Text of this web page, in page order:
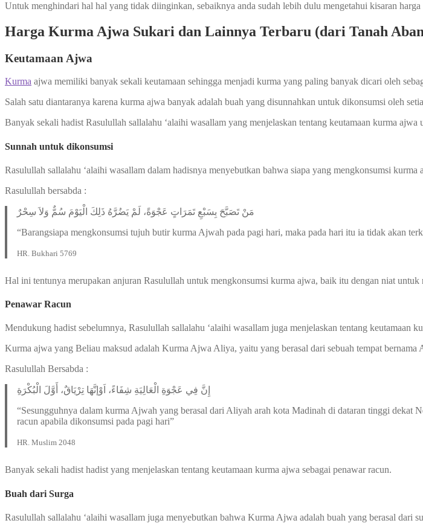
Untuk menghindari hal hal yang tidak diinginkan, sebaiknya anda sudah lebih dulu mengetahui kisaran
Harga Kurma Ajwa Sukari dan Lainnya Terbaru (dari Tanah
Keutamaan Ajwa
Kurma ajwa memiliki banyak sekali keutamaan sehingga menjadi kurma yang paling banyak dicari oleh
Salah satu diantaranya karena kurma ajwa banyak adalah buah yang disunnahkan untuk dikonsumsi oleh
Banyak sekali hadist Rasulullah sallalahu ‘alaihi wasallam yang menjelaskan tentang keutamaan kurma ajwa
Sunnah untuk dikonsumsi
Rasulullah sallalahu ‘alaihi wasallam dalam hadisnya menyebutkan bahwa siapa yang mengkonsumsi
Rasulullah bersabda :
مَنْ تَصَبَّحَ بِسَبْعِ تَمَرَاتٍ عَجْوَةً، لَمْ يَضُرَّهُ ذَلِكَ الْيَوْمَ سُمٌّ وَلاَ سِحْرٌ
“Barangsiapa mengkonsumsi tujuh butir kurma Ajwah pada pagi hari, maka pada hari itu ia tidak akan
HR. Bukhari 5769
Hal ini tentunya merupakan anjuran Rasulullah untuk mengkonsumsi kurma ajwa, baik itu dengan niat
Penawar Racun
Mendukung hadist sebelumnya, Rasulullah sallalahu ‘alaihi wasallam juga menjelaskan tentang keutamaan
Kurma ajwa yang Beliau maksud adalah Kurma Ajwa Aliya, yaitu yang berasal dari sebuah tempat bernama
Rasulullah Bersabda :
إِنَّ فِي عَجْوَةِ الْعَالِيَةِ شِفَاءً، اَوْإنَّهَا تِرْيَاقٌ، أَوَّلَ الْبُكْرَةِ
“Sesungguhnya dalam kurma Ajwah yang berasal dari Aliyah arah kota Madinah di dataran tinggi dekat
racun apabila dikonsumsi pada pagi hari”
HR. Muslim 2048
Banyak sekali hadist hadist yang menjelaskan tentang keutamaan kurma ajwa sebagai penawar racun.
Buah dari Surga
Rasulullah sallalahu ‘alaihi wasallam juga menyebutkan bahwa Kurma Ajwa adalah buah yang berasal dari